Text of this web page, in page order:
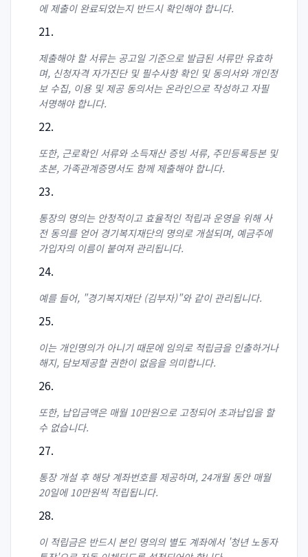
에 제출이 완료되었는지 반드시 확인해야 합니다.
제출해야 할 서류는 공고일 기준으로 발급된 서류만 유효하
며, 신청자격 자가진단 및 필수사항 확인 및 동의서와 개인정
보 수집, 이용 및 제공 동의서는 온라인으로 작성하고 자필
서명해야 합니다.
또한, 근로확인 서류와 소득재산 증빙 서류, 주민등록등본 및
초본, 가족관계증명서도 함께 제출해야 합니다.
통장의 명의는 안정적이고 효율적인 적립과 운영을 위해 사
전 동의를 얻어 경기복지재단의 명의로 개설되며, 예금주에
가입자의 이름이 붙여져 관리됩니다.
예를 들어, "경기복지재단 (김부자)"와 같이 관리됩니다.
이는 개인명의가 아니기 때문에 임의로 적립금을 인출하거나
해지, 담보제공할 권한이 없음을 의미합니다.
또한, 납입금액은 매월 10만원으로 고정되어 초과납입을 할
수 없습니다.
통장 개설 후 해당 계좌번호를 제공하며, 24개월 동안 매월
20일에 10만원씩 적립됩니다.
이 적립금은 반드시 본인 명의의 별도 계좌에서 '청년 노동자